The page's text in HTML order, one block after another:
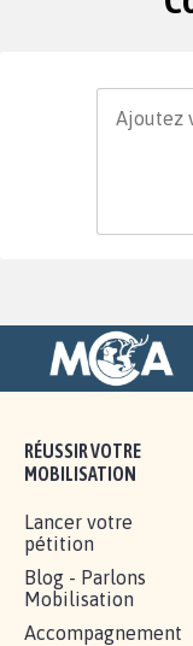
RÉUSSIR VOTRE
MOBILISATION
Lancer votre
pétition
Blog - Parlons
Mobilisation
Accompagnement